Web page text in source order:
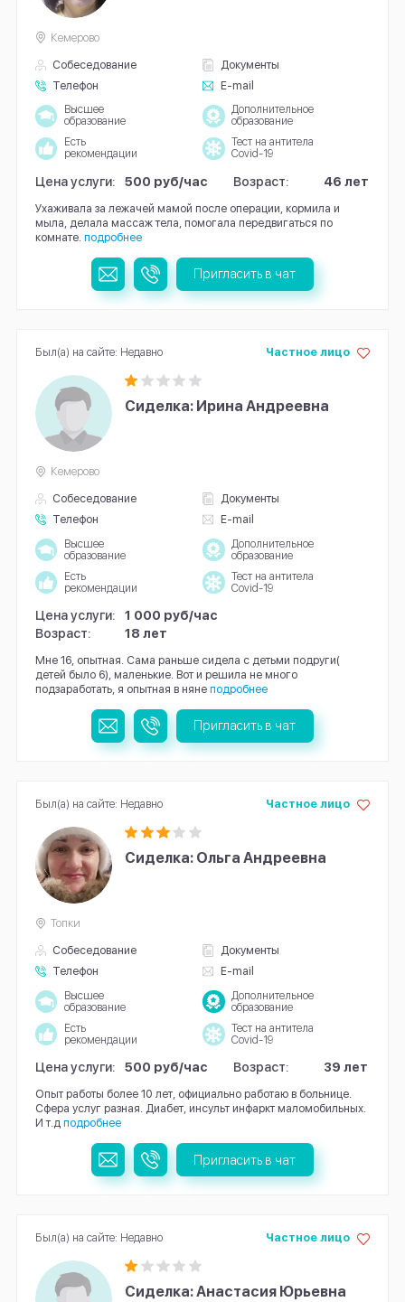
Собеседование
Документы
Телефон
E-mail
Кемерово
Высшее
образование
Дополнительное
образование
Есть
рекомендации
Тест на антитела
Covid-19
Цена услуги: 500 руб/час Возраст: 46 лет
Ухаживала за лежачей мамой после операции, кормила и
мыла, делала массаж тела, помогала передвигаться по
комнате. подробнее
Пригласить в чат
Сиделка: Ирина Андреевна
Собеседование
Документы
Телефон
E-mail
Частное лицо
Кемерово
Высшее
образование
Дополнительное
образование
Есть
рекомендации
Тест на антитела
Covid-19
Цена услуги:
1 000 руб/час
Возраст:
18 лет
Мне 16, опытная. Сама раньше сидела с детьми подруги(
детей было 6), маленькие. Вот и решила не много
подзаработать, я опытная в няне подробнее
Был(а) на сайте: Недавно
Пригласить в чат
Сиделка: Ольга Андреевна
Собеседование
Документы
Телефон
E-mail
Частное лицо
Топки
Высшее
образование
Дополнительное
образование
Есть
рекомендации
Тест на антитела
Covid-19
Цена услуги: 500 руб/час Возраст: 39 лет
Опыт работы более 10 лет, официально работаю в больнице.
Сфера услуг разная. Диабет, инсульт инфаркт маломобильных.
И т.д подробнее
Был(а) на сайте: Недавно
Пригласить в чат
Сиделка: Анастасия Юрьевна
Частное лицо
Был(а) на сайте: Недавно